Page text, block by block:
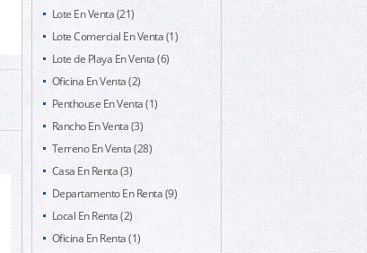
Lote En Venta (21)
Lote Comercial En Venta (1)
Lote de Playa En Venta (6)
Oficina En Venta (2)
Penthouse En Venta (1)
Rancho En Venta (3)
Terreno En Venta (28)
Casa En Renta (3)
Departamento En Renta (9)
Local En Renta (2)
Oficina En Renta (1)